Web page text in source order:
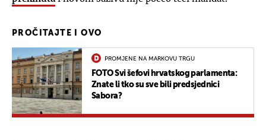
PROČITAJTE I OVO
PROMJENE NA MARKOVU TRGU
FOTO Svi šefovi hrvatskog parlamenta:
Znate li tko su sve bili predsjednici
Sabora?